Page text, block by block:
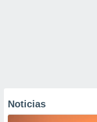
Noticias